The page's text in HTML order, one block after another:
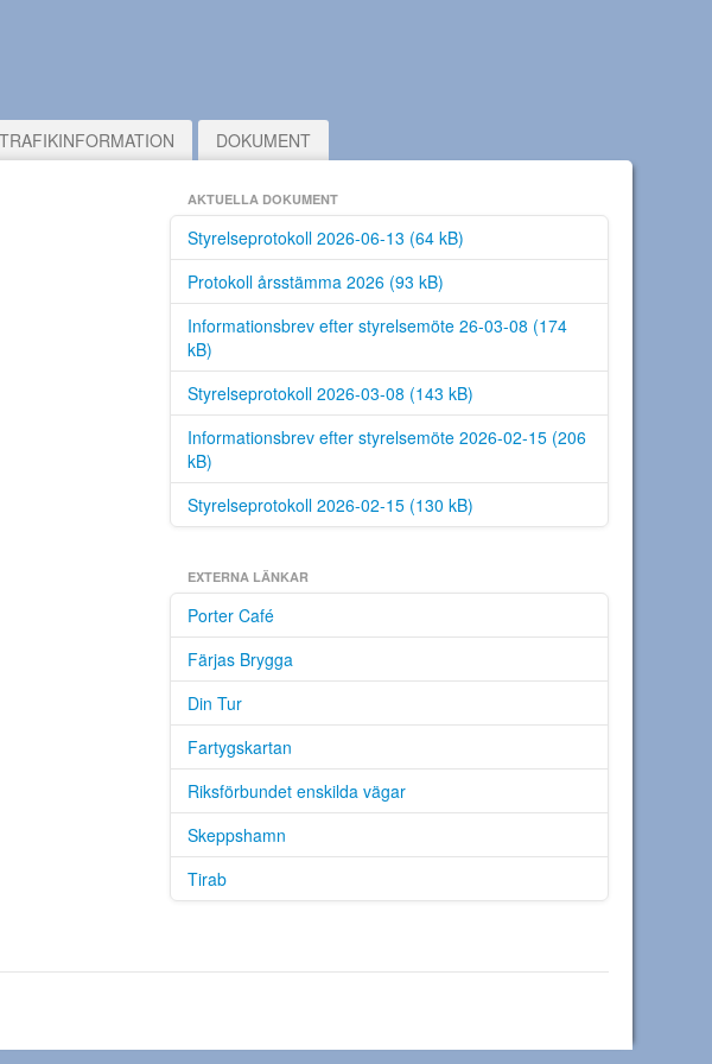
DOKUMENT
AKTUELLA DOKUMENT
Styrelseprotokoll 2026-06-13 (64 kB)
Protokoll årsstämma 2026 (93 kB)
Informationsbrev efter styrelsemöte 26-03-08 (174
kB)
Styrelseprotokoll 2026-03-08 (143 kB)
Informationsbrev efter styrelsemöte 2026-02-15 (206
kB)
Styrelseprotokoll 2026-02-15 (130 kB)
EXTERNA LÄNKAR
Porter Café
Färjas Brygga
Din Tur
Fartygskartan
Riksförbundet enskilda vägar
Skeppshamn
Tirab